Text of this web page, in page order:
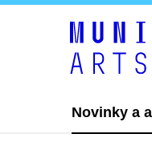
Novinky a